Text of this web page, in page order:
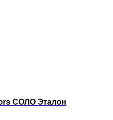
СОЛО Эталон